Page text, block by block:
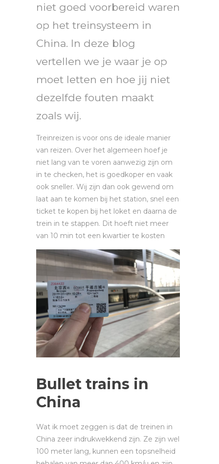
niet goed voorbereid waren
op het treinsysteem in
China. In deze blog
vertellen we je waar je op
moet letten en hoe jij niet
dezelfde fouten maakt
zoals wij.
Treinreizen is voor ons de ideale manier
van reizen. Over het algemeen hoef je
niet lang van te voren aanwezig zijn om
in te checken, het is goedkoper en vaak
ook sneller. Wij zijn dan ook gewend om
laat aan te komen bij het station, snel een
ticket te kopen bij het loket en daarna de
trein in te stappen. Dit hoeft niet meer
van 10 min tot een kwartier te kosten
Bullet trains in
China
Wat ik moet zeggen is dat de treinen in
China zeer indrukwekkend zijn. Ze zijn wel
100 meter lang, kunnen een topsnelheid